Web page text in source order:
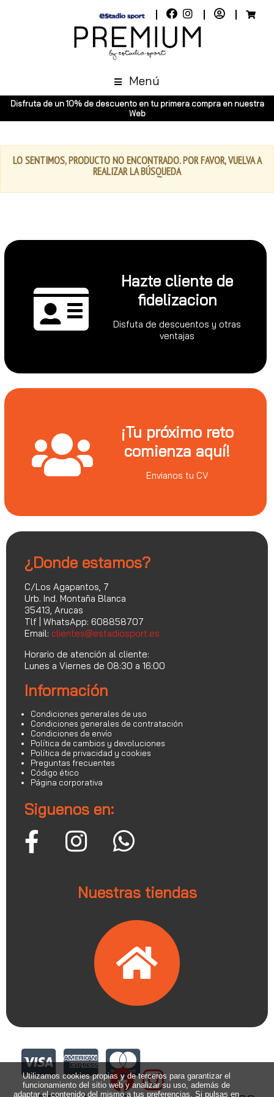
Menú
Disfruta de un 10% de descuento en tu primera compra en nuestra
Web
LO SENTIMOS, PRODUCTO NO ENCONTRADO. POR FAVOR, VUELVA A
REALIZAR LA BÚSQUEDA
Hazte cliente de
fidelizacion
Disfuta de descuentos y otras
ventajas
¡Tu próximo reto
comienza aquí!
Envianos tu CV
¿Donde estamos?
C/Los Agapantos, 7
Urb. Ind. Montaña Blanca
35413, Arucas
Tlf | WhatsApp: 608858707
Email: clientes@estadiosport.es
Horario de atención al cliente:
Lunes a Viernes de 08:30 a 16:00
Información
Condiciones generales de uso
Condiciones generales de contratación
Condiciones de envío
Política de cambios y devoluciones
Política de privacidad y cookies
Preguntas frecuentes
Código ético
Página corporativa
Siguenos en:
Nuestras tiendas
Utilizamos cookies propias y de terceros para garantizar el
funcionamiento del sitio web y analizar su uso, además de
adaptar el contenido del mismo a tus preferencias. Si pulsas en